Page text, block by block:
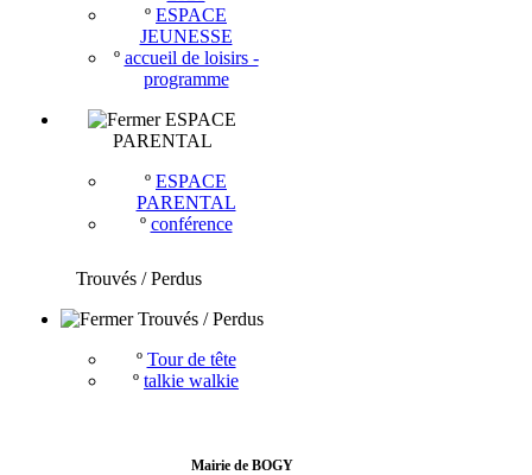
º ESPACE
JEUNESSE
º accueil de loisirs -
programme
ESPACE
PARENTAL
º ESPACE
PARENTAL
º conférence
Trouvés / Perdus
Trouvés / Perdus
º Tour de tête
º talkie walkie
Mairie de BOGY